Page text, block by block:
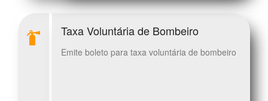
Taxa Voluntária de Bombeiro
Emite boleto para taxa voluntária de bombeiro